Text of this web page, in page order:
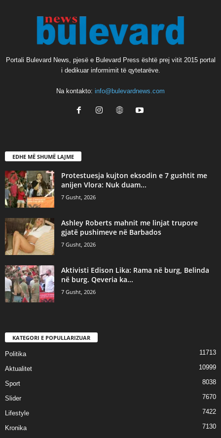
Portali Bulevard News, pjesë e Bulevard Press është prej vitit 2015 portal
i dedikuar informimit të qytetarëve.
Na kontakto: info@bulevardnews.com
EDHE MË SHUMË LAJME
Protestuesja kujton eksodin e 7 gushtit me
anijen Vlora: Nuk duam...
7 Gusht, 2026
Ashley Roberts mahnit me linjat trupore
gjatë pushimeve në Barbados
7 Gusht, 2026
Aktivisti Edison Lika: Rama në burg, Belinda
në burg. Qeveria ka...
7 Gusht, 2026
KATEGORI E POPULLARIZUAR
Politika 11713
Aktualitet 10999
Sport 8038
Slider 7670
Lifestyle 7422
Kronika
7130